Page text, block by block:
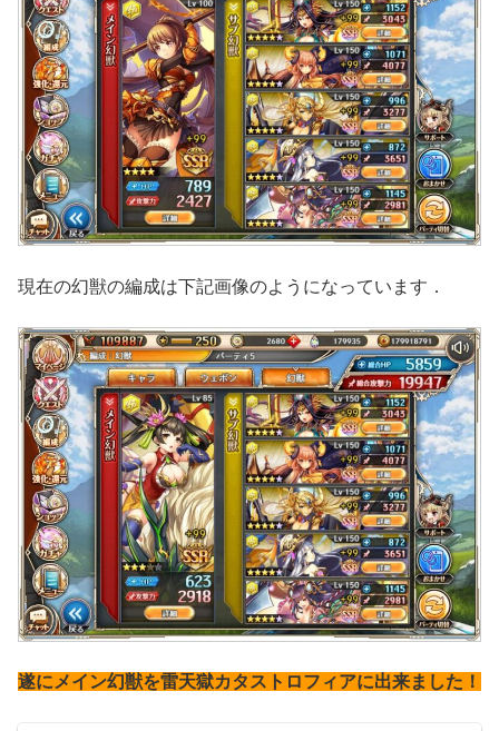
現在の幻獣の編成は下記画像のようになっています．
遂にメイン幻獣を雷天獄カタストロフィアに出来ました！